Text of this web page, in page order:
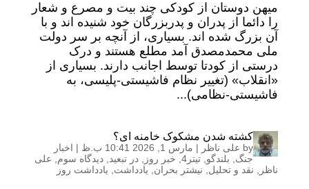
میهن دوستان از کودکی چند بیت و مصرع و شعار
را دائما از پدران و پدربزرگان خود شنیده اند و با
آن بزرگ شده اند. بسیاری، از آنچه بر سر دولت
ملی محمدمصدق آمد مطلع هستند و درک
درستی از کودتا توسط اجانب دارند. بسیاری از
«انقلاب» (تغییر نظام فاشیستی-پلیسی، به
فاشیستی-نظامی)...
کشته شدن مشکوک خامنه ای؟
by علی ناظر | مارس 1, 2026 10:41 ب.ظ | اخبار
جنگ
بلندگو تیتر4 , خبر روز در تبعید دیدگاه سوم
علی
ناظر
نقد و تحلیل نیشتر بحران یادداشت یادداشت روز